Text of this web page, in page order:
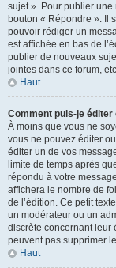
sujet ». Pour publier
bouton « Répondre ». Il
pouvoir rédiger un
est affichée en bas de
publier de nouveaux
jointes dans ce forum,
Haut
Comment puis-je
À moins que vous ne
vous ne pouvez éditer
éditer un de vos
limite de temps après
répondu à votre
affichera le nombre de
de l’édition. Ce petit
un modérateur ou un
discrète concernant leur
peuvent pas supprimer
Haut